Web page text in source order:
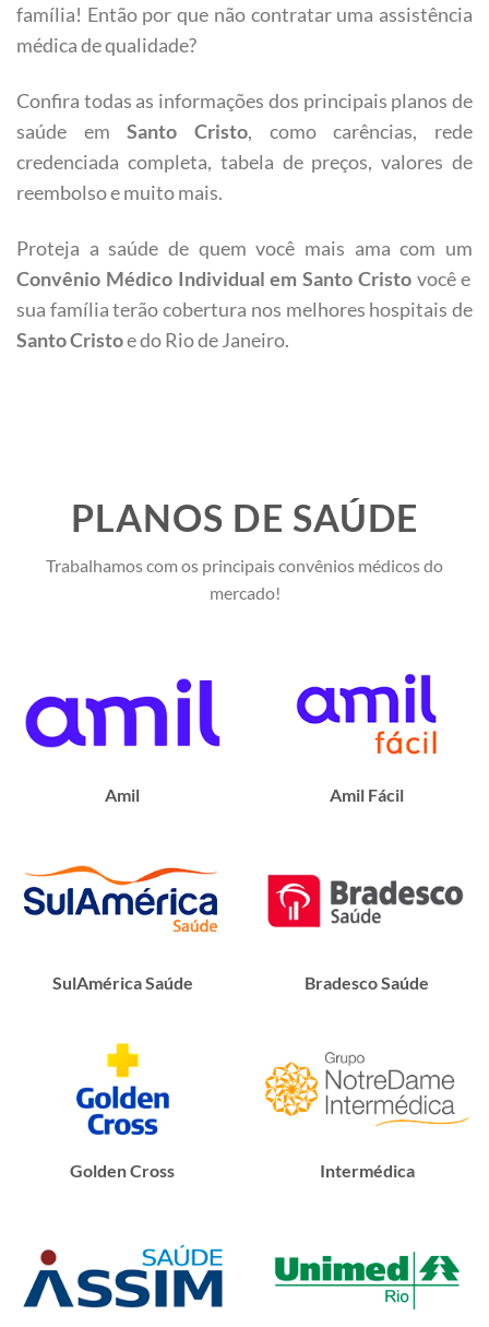
família! Então por que não contratar uma assistência
médica de qualidade?
Confira todas as informações dos principais planos de
saúde em Santo Cristo, como carências, rede
credenciada completa, tabela de preços, valores de
reembolso e muito mais.
Proteja a saúde de quem você mais ama com um
Convênio Médico Individual em Santo Cristo você e
sua família terão cobertura nos melhores hospitais de
Santo Cristoe do Rio de Janeiro.
PLANOS DE SAÚDE
Trabalhamos com os principais convênios médicos do
mercado!
Amil Amil Fácil
SulAmérica Saúde Bradesco Saúde
Golden Cross Intermédica